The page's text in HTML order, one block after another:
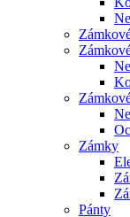
Zámky
Pánty